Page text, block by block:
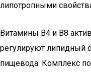
липотропными
Витамины В4 и В8
регулируют липидный
пищевода. Комплекс